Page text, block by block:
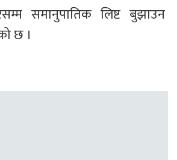
समानुपातिक लिष्ट बुझाउन
छ ।